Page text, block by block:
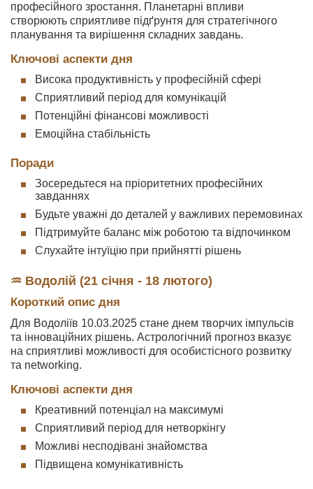
професійного зростання. Планетарні впливи
створюють сприятливе підґрунтя для стратегічного
планування та вирішення складних завдань.
Ключові аспекти дня
Висока продуктивність у професійній сфері
Сприятливий період для комунікацій
Потенційні фінансові можливості
Емоційна стабільність
Поради
Зосередьтеся на пріоритетних професійних
завданнях
Будьте уважні до деталей у важливих перемовинах
Підтримуйте баланс між роботою та відпочинком
Слухайте інтуїцію при прийнятті рішень
♒ Водолій (21 січня - 18 лютого)
Короткий опис дня
Для Водоліїв 10.03.2025 стане днем творчих імпульсів
та інноваційних рішень. Астрологічний прогноз вказує
на сприятливі можливості для особистісного розвитку
та networking.
Ключові аспекти дня
Креативний потенціал на максимумі
Сприятливий період для нетворкінгу
Можливі несподівані знайомства
Підвищена комунікативність